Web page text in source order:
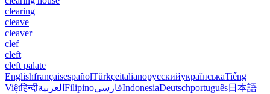
clearing
cleave
cleaver
clef
cleft
cleft palate
EnglishfrançaisespañolTürkçeitalianoрусскийукраїнськаTiếng
Việtहिन्दीالعربية FilipinoفارسیIndonesiaDeutschportuguês日本語